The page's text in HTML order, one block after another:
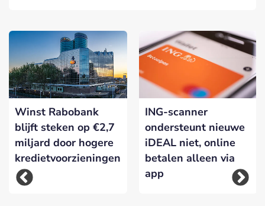
Winst Rabobank
blijft steken op €2,7
miljard door hogere
kredietvoorzieningen
ING-scanner
ondersteunt nieuwe
iDEAL niet, online
betalen alleen via
app